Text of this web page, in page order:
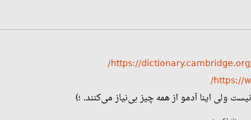
https://
https://
ولی اینا آدمو از همه چیز بی‌نیاز می‌کنند. ؛)